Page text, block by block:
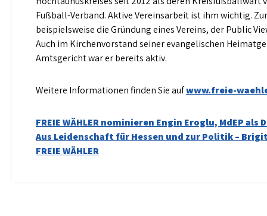
Fußball-Verband. Aktive Vereinsarbeit ist ihm wichtig.
beispielsweise die Gründung eines Vereins, der Public
Auch im Kirchenvorstand seiner evangelischen
Amtsgericht war er bereits aktiv.
Weitere Informationen finden Sie aufwww.freie-
Beitragsnavigation
FREIE WÄHLER nominieren Engin Eroglu, MdEP
Aus Leidenschaft für Hessen und zur Politik –
FREIE WÄHLER